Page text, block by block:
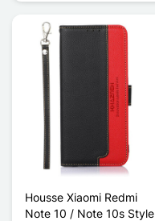
Housse Xiaomi Redmi
Note 10 / Note 10s Style